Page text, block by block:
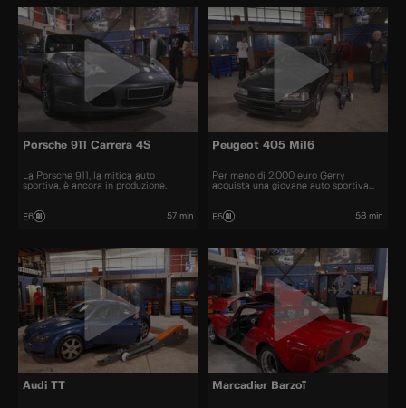
Porsche 911 Carrera 4S
La Porsche 911, la mitica auto
sportiva, è ancora in produzione.
E6 57 min
Peugeot 405 Mi16
Per meno di 2.000 euro Gerry
acquista una giovane auto sportiva
E5 58 min
Audi TT Marcadier Barzoï